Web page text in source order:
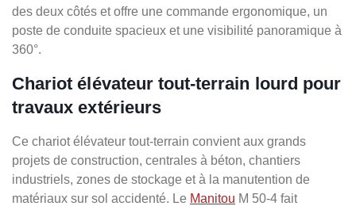
des deux côtés et offre une commande ergonomique, un
poste de conduite spacieux et une visibilité panoramique à
360°.
Chariot élévateur tout-terrain lourd pour
travaux extérieurs
Ce chariot élévateur tout-terrain convient aux grands
projets de construction, centrales à béton, chantiers
industriels, zones de stockage et à la manutention de
matériaux sur sol accidenté. Le Manitou M 50-4 fait